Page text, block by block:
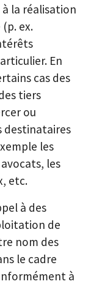
à la réalisation
ex.
En
cas des
tiers
ou
destinataires
les
les
etc.
à des
de
nom des
le cadre
à